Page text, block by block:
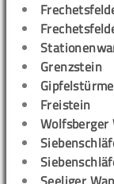
Grenzstein
Freistein
Wolfsberger